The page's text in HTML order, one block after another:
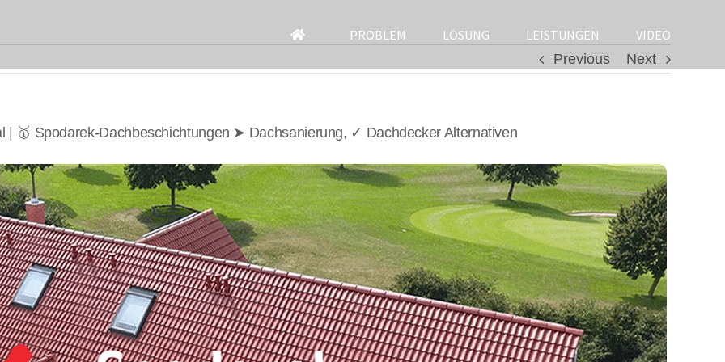
for:
PROBLEM LÖSUNG LEISTUNGEN
VIDEO
Previous
Next
| 🥇 Spodarek-Dachbeschichtungen ➤ Dachsanierung, ✓ Dachdecker Alternativen